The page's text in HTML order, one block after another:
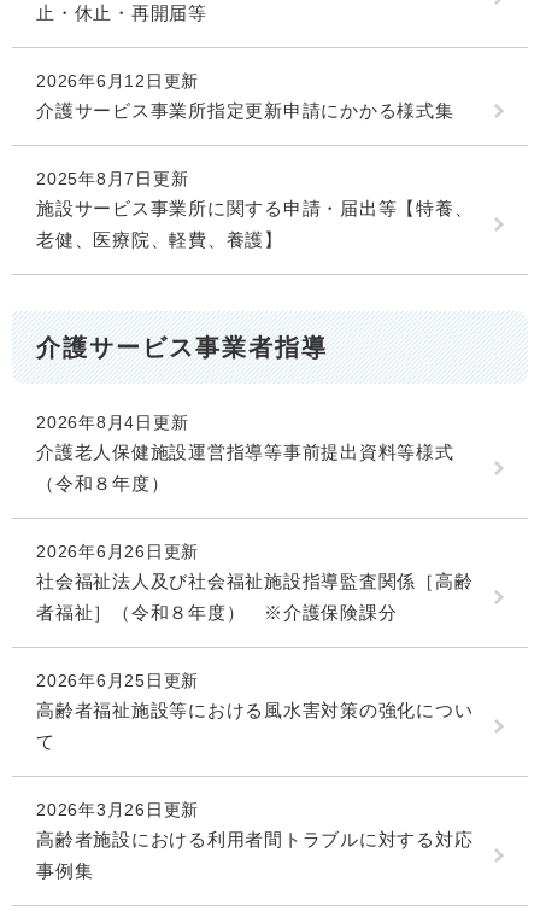
止・休止・再開届等
2026年6月12日更新
介護サービス事業所指定更新申請にかかる様式集
2025年8月7日更新
施設サービス事業所に関する申請・届出等【特養、
老健、医療院、軽費、養護】
介護サービス事業者指導
2026年8月4日更新
介護老人保健施設運営指導等事前提出資料等様式
（令和８年度）
2026年6月26日更新
社会福祉法人及び社会福祉施設指導監査関係［高齢
者福祉］（令和８年度） ※介護保険課分
2026年6月25日更新
高齢者福祉施設等における風水害対策の強化につい
て
2026年3月26日更新
高齢者施設における利用者間トラブルに対する対応
事例集